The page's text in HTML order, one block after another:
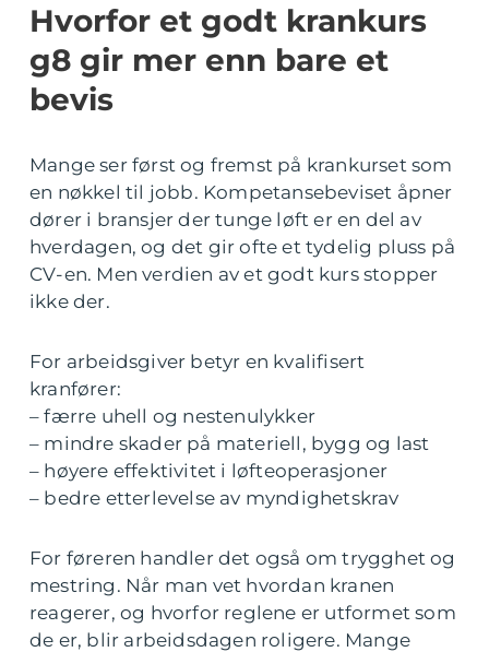
Hvorfor et godt krankurs
g8 gir mer enn bare et
bevis
Mange ser først og fremst på krankurset som
en nøkkel til jobb. Kompetansebeviset åpner
dører i bransjer der tunge løft er en del av
hverdagen, og det gir ofte et tydelig pluss på
CV-en. Men verdien av et godt kurs stopper
ikke der.
For arbeidsgiver betyr en kvalifisert
kranfører:
– færre uhell og nestenulykker
– mindre skader på materiell, bygg og last
– høyere effektivitet i løfteoperasjoner
– bedre etterlevelse av myndighetskrav
For føreren handler det også om trygghet og
mestring. Når man vet hvordan kranen
reagerer, og hvorfor reglene er utformet som
de er, blir arbeidsdagen roligere. Mange